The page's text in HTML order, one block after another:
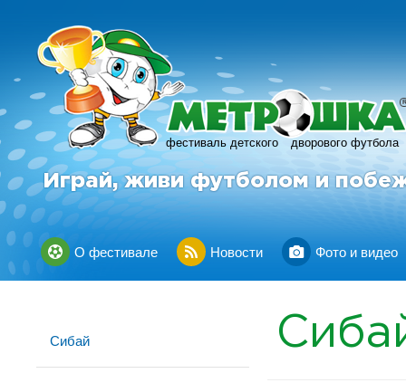
фестиваль детского дворового футбола
R
Играй, живи футболом и
О фестивале Новости Фото и видео
Сибай